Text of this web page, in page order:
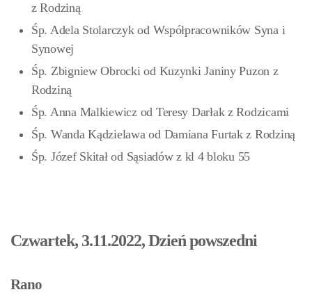
z Rodziną
Śp. Adela Stolarczyk od Współpracowników Syna i
Synowej
Śp. Zbigniew Obrocki od Kuzynki Janiny Puzon z
Rodziną
Śp. Anna Malkiewicz od Teresy Darłak z Rodzicami
Śp. Wanda Kądzielawa od Damiana Furtak z Rodziną
Śp. Józef Skitał od Sąsiadów z kl 4 bloku 55
Czwartek, 3.11.2022, Dzień powszedni
Rano